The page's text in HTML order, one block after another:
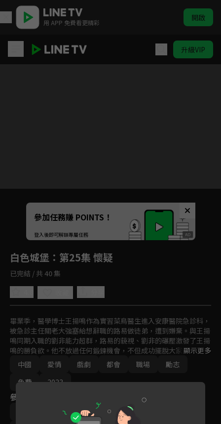
用 APP 免費看更精彩 開啟
升級VIP
Unmute
如有不便請見諒
參加任務賺 POINTS！
登入後即可解鎖專屬任務
白色城堡 ：第25集 懷疑
已完結 / 共 40 集
畢業季，醫學博士王揚鳴作為實習菜鳥醫生進入安康醫院急診科，
被急診主任關老大強塞給想辭職的路易做徒弟，遭到嫌棄。與王揚
鳴同期入職的劉非能力超群，路易的藐視、劉非的碾壓激發了王揚
鳴的勝負欲。他不放過任何鍛鍊機會，不但成功擺脫大家對研究型
醫學生的偏見，還收穫了友情愛情，與路易、祖聞達和劉非組成
「急診四傑」。
顯示更多
中國
愛情 戲劇 都會 職場
勵志
免費
2023
參與演員
塗松巖 蓋玥希 高鑫